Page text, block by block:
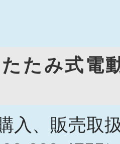
たたみ式
入、販売取